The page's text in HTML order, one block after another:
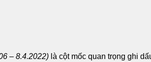
– 8.4.2022) là cột mốc quan trọng ghi